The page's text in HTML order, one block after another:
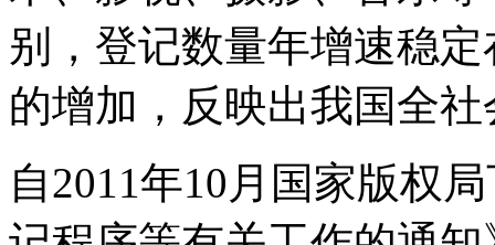
别，登记数量年增速稳
的增加，反映出我国全
自2011年10月国家版权